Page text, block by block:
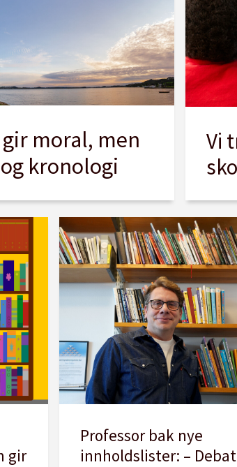
moral, men
kronologi
Vi
gir
Professor bak nye
innholdslister: –